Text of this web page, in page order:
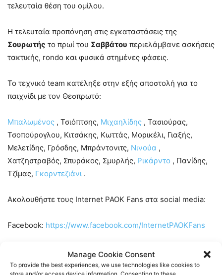
Manage Cookie Consent
To provide the best experiences, we use technologies like cookies to
store and/or access device information. Consenting to these
τελευταία θέση του ομίλου.
Η τελευταία προπόνηση στις εγκαταστάσεις της
Σουρωτής το πρωί του Σαββάτου περιελάμβανε ασκήσεις
τακτικής, rondo και φυσικά στημένες φάσεις.
Το τεχνικό team κατέληξε στην εξής αποστολή για το
παιχνίδι με τον Θεσπρωτό:
Μπαλωμένος , Τσιόπτσης, Μιχαηλίδης , Τασιούρας,
Τσοπούρογλου, Κιτσάκης, Κωττάς, Μορικέλι, Γιαξής,
Μελετίδης, Γρόσδης, Μπράντονιτς, Νινούα ,
Χατζηστραβός, Σπυράκος, Σμυρλής, Ρικάρντο , Πανίδης,
Τζίμας, Γκορντεζιάνι .
Ακολουθήστε τους Internet PAOK Fans στα social media:
Facebook: https://www.facebook.com/InternetPAOKFans
https://twitter.com/www_paok_gr